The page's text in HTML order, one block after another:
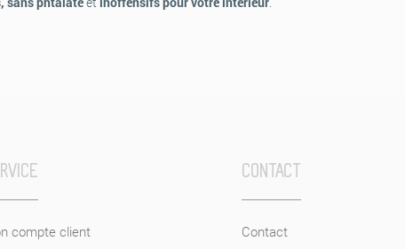
compte client
CONTACT
Contact